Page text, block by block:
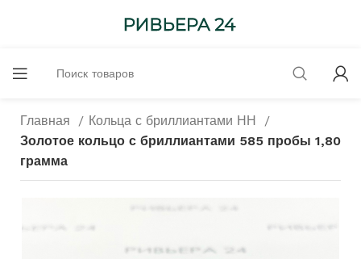
Главная
Кольца с бриллиантами НН
Золотое кольцо с бриллиантами 585 пробы 1,80
грамма